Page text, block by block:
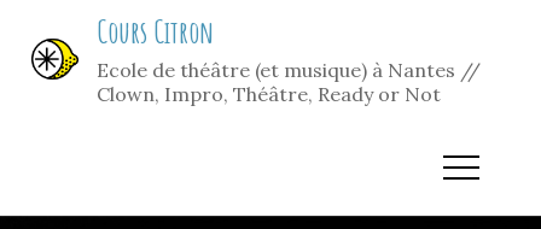
content
Cours Citron
Ecole de théâtre (et musique) à Nantes //
Clown, Impro, Théâtre, Ready or Not